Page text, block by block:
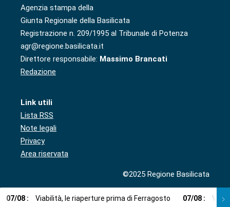
Agenzia stampa della
Giunta Regionale della Basilicata
Registrazione n. 209/1995 al Tribunale di Potenza
agr@regione.basilicata.it
Direttore responsabile: Massimo Brancati
Redazione
Link utili
Lista RSS
Note legali
Privacy
Area riservata
©2025 Regione Basilicata
07/08 : Viabilità, le riaperture prima di Ferragosto 07/08 : Via